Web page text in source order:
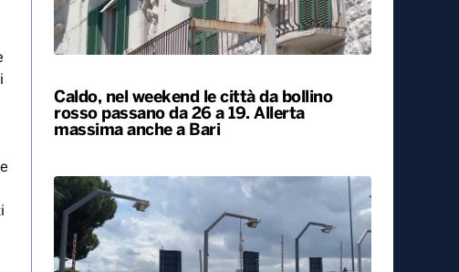
Codice della Strada, allo studio nuove